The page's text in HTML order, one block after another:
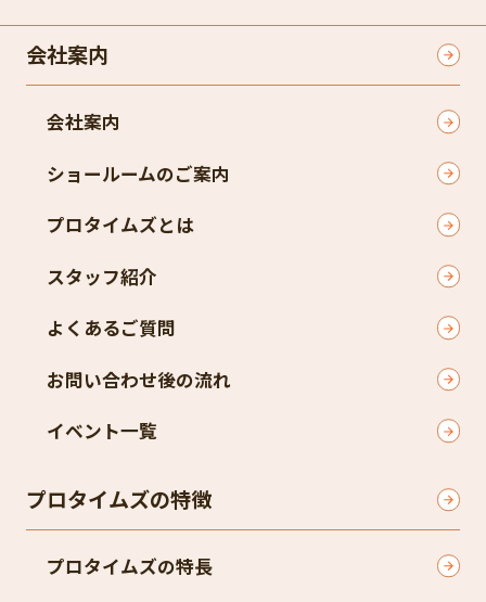
会社案内
会社案内
ショールームのご案内
プロタイムズとは
スタッフ紹介
よくあるご質問
お問い合わせ後の流れ
イベント一覧
プロタイムズの特徴
プロタイムズの特長